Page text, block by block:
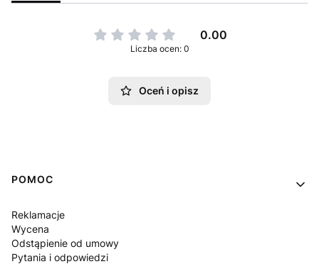
0.00
Liczba ocen: 0
Oceń i opisz
Linki w stopce
POMOC
Reklamacje
Wycena
Odstąpienie od umowy
Pytania i odpowiedzi